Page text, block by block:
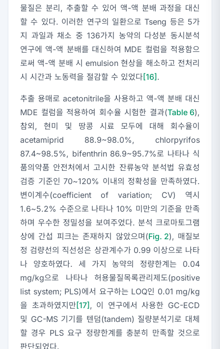
물질은 분리, 추출할 수 있어 액-액 분배 과정을 대신
할 수 있다. 이러한 연구의 일환으로 Tseng 등은 5가
지 과일과 채소 중 136가지 농약의 다성분 동시분석
연구에 액-액 분배를 대신하여 MDE 컬럼을 적용함으
로써 액-액 분배 시 emulsion 현상을 해소하고 전처리
시 시간과 노동력을 절감할 수 있었다[16] .
추출 용매로 acetonitrile을 사용하고 액-액 분배 대신
MDE 컬럼을 적용하여 회수율 시험한 결과(Table 6),
참외, 현미 및 땅콩 시료 모두에 대해 회수율이
acetamiprid 88.9~98.0%, chlorpyrifos
87.4~98.5%, bifenthrin 86.9~95.7%로 나타나 식
품의약품 안전처에서 고시한 잔류농약 분석법 유효성
검증 기준인 70~120% 이내의 정확성을 만족하였다.
변이계수(coefficient of variation; CV) 역시
1.6~5.2% 수준으로 나타나 10% 미만의 기준을 만족
하며 우수한 정밀성을 보여주었다. 분석 크로마토그램
상에 간섭 피크는 존재하지 않았으며(Fig. 2), 매질보
정 검량선의 직선성은 상관계수가 0.99 이상으로 나타
나 양호하였다. 세 가지 농약의 정량한계는 0.04
mg/kg으로 나타나 허용물질목록관리제도(positive
list system; PLS)에서 요구하는 LOQ인 0.01 mg/kg
을 초과하였지만[17] , 이 연구에서 사용한 GC-ECD
및 GC-MS 기기를 텐덤(tandem) 질량분석기로 대체
할 경우 PLS 요구 정량한계를 충분히 만족할 것으로
판단되었다.